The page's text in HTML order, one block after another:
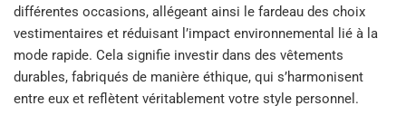
différentes occasions, allégeant ainsi le fardeau des choix
vestimentaires et réduisant l’impact environnemental lié à la
mode rapide. Cela signifie investir dans des vêtements
durables, fabriqués de manière éthique, qui s’harmonisent
entre eux et reflètent véritablement votre style personnel.